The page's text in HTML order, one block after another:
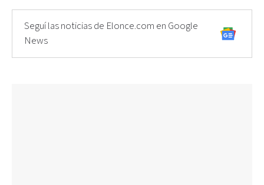
Seguí las noticias de Elonce.com en Google
News